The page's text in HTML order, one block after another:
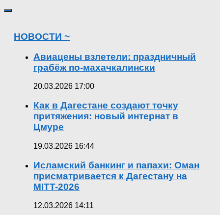
НОВОСТИ ~
Авиацены взлетели: праздничный
грабёж по-махачкалински
20.03.2026 17:00
Как в Дагестане создают точку
притяжения: новый интернат в
Цмуре
19.03.2026 16:44
Исламский банкинг и папахи: Оман
присматривается к Дагестану на
MITT-2026
12.03.2026 14:11